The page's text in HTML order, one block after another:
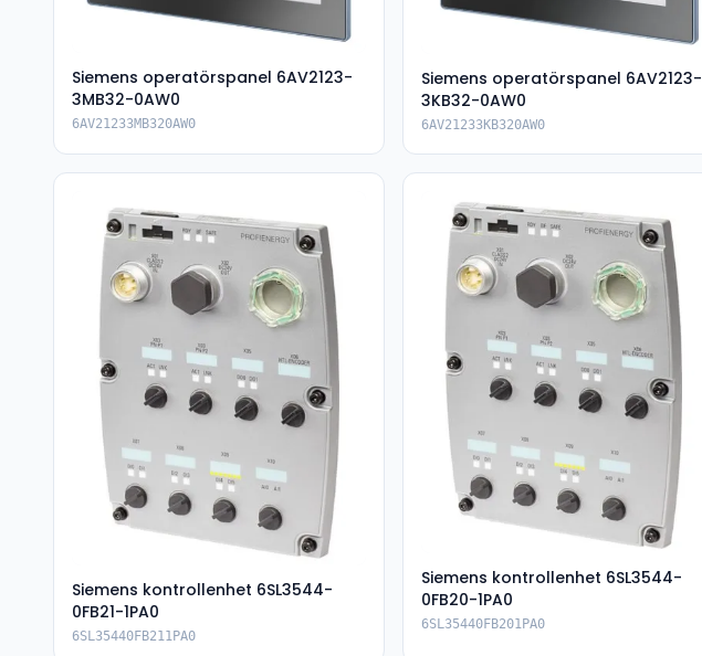
Siemens operatörspanel 6AV2123-
3MB32-0AW0
6AV21233MB320AW0
Siemens operatörspanel 6AV2123-
3KB32-0AW0
6AV21233KB320AW0
Siemens kontrollenhet 6SL3544-
0FB21-1PA0
6SL35440FB211PA0
Siemens kontrollenhet 6SL3544-
0FB20-1PA0
6SL35440FB201PA0